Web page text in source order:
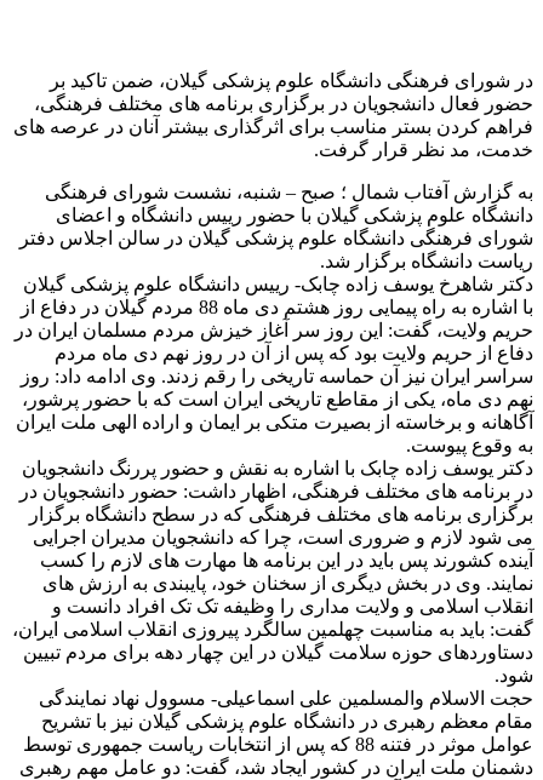
در شورای فرهنگی دانشگاه علوم پزشکی گیلان، ضمن تاکید بر
حضور فعال دانشجویان در برگزاری برنامه های مختلف فرهنگی،
فراهم کردن بستر مناسب برای اثرگذاری بیشتر آنان در عرصه های
خدمت، مد نظر قرار گرفت.
به گزارش آفتاب شمال ؛ صبح – شنبه، نشست شورای فرهنگی
دانشگاه علوم پزشکی گیلان با حضور رییس دانشگاه و اعضای
شورای فرهنگی دانشگاه علوم پزشکی گیلان در سالن اجلاس دفتر
ریاست دانشگاه برگزار شد.
دکتر شاهرخ یوسف زاده چابک- رییس دانشگاه علوم پزشکی گیلان
با اشاره به راه پیمایی روز هشتم دی ماه 88 مردم گیلان در دفاع از
حریم ولایت، گفت: این روز سر آغاز خیزش مردم مسلمان ایران در
دفاع از حریم ولایت بود که پس از آن در روز نهم دی ماه مردم
سراسر ایران نیز آن حماسه تاریخی را رقم زدند. وی ادامه داد: روز
نهم دی ماه، یکی از مقاطع تاریخی ایران است که با حضور پرشور،
آگاهانه و برخاسته از بصیرت متکی بر ایمان و اراده الهی ملت ایران
به وقوع پیوست.
دکتر یوسف زاده چابک با اشاره به نقش و حضور پررنگ دانشجویان
در برنامه های مختلف فرهنگی، اظهار داشت: حضور دانشجویان در
برگزاری برنامه های مختلف فرهنگی که در سطح دانشگاه برگزار
می شود لازم و ضروری است، چرا که دانشجویان مدیران اجرایی
آینده کشورند پس باید در این برنامه ها مهارت های لازم را کسب
نمایند. وی در بخش دیگری از سخنان خود، پایبندی به ارزش های
انقلاب اسلامی و ولایت مداری را وظیفه تک تک افراد دانست و
گفت: باید به مناسبت چهلمین سالگرد پیروزی انقلاب اسلامی ایران،
دستاوردهای حوزه سلامت گیلان در این چهار دهه برای مردم تبیین
شود.
حجت الاسلام والمسلمین علی اسماعیلی- مسوول نهاد نمایندگی
مقام معظم رهبری در دانشگاه علوم پزشکی گیلان نیز با تشریح
عوامل موثر در فتنه 88 که پس از انتخابات ریاست جمهوری توسط
دشمنان ملت ایران در کشور ایجاد شد، گفت: دو عامل مهم رهبری